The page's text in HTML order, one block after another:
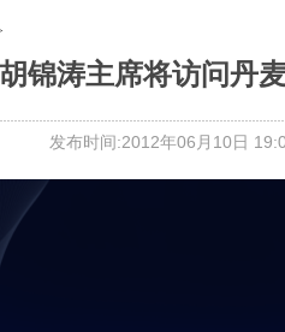
锦涛主席将访问丹
发布时间:2012年06月10日